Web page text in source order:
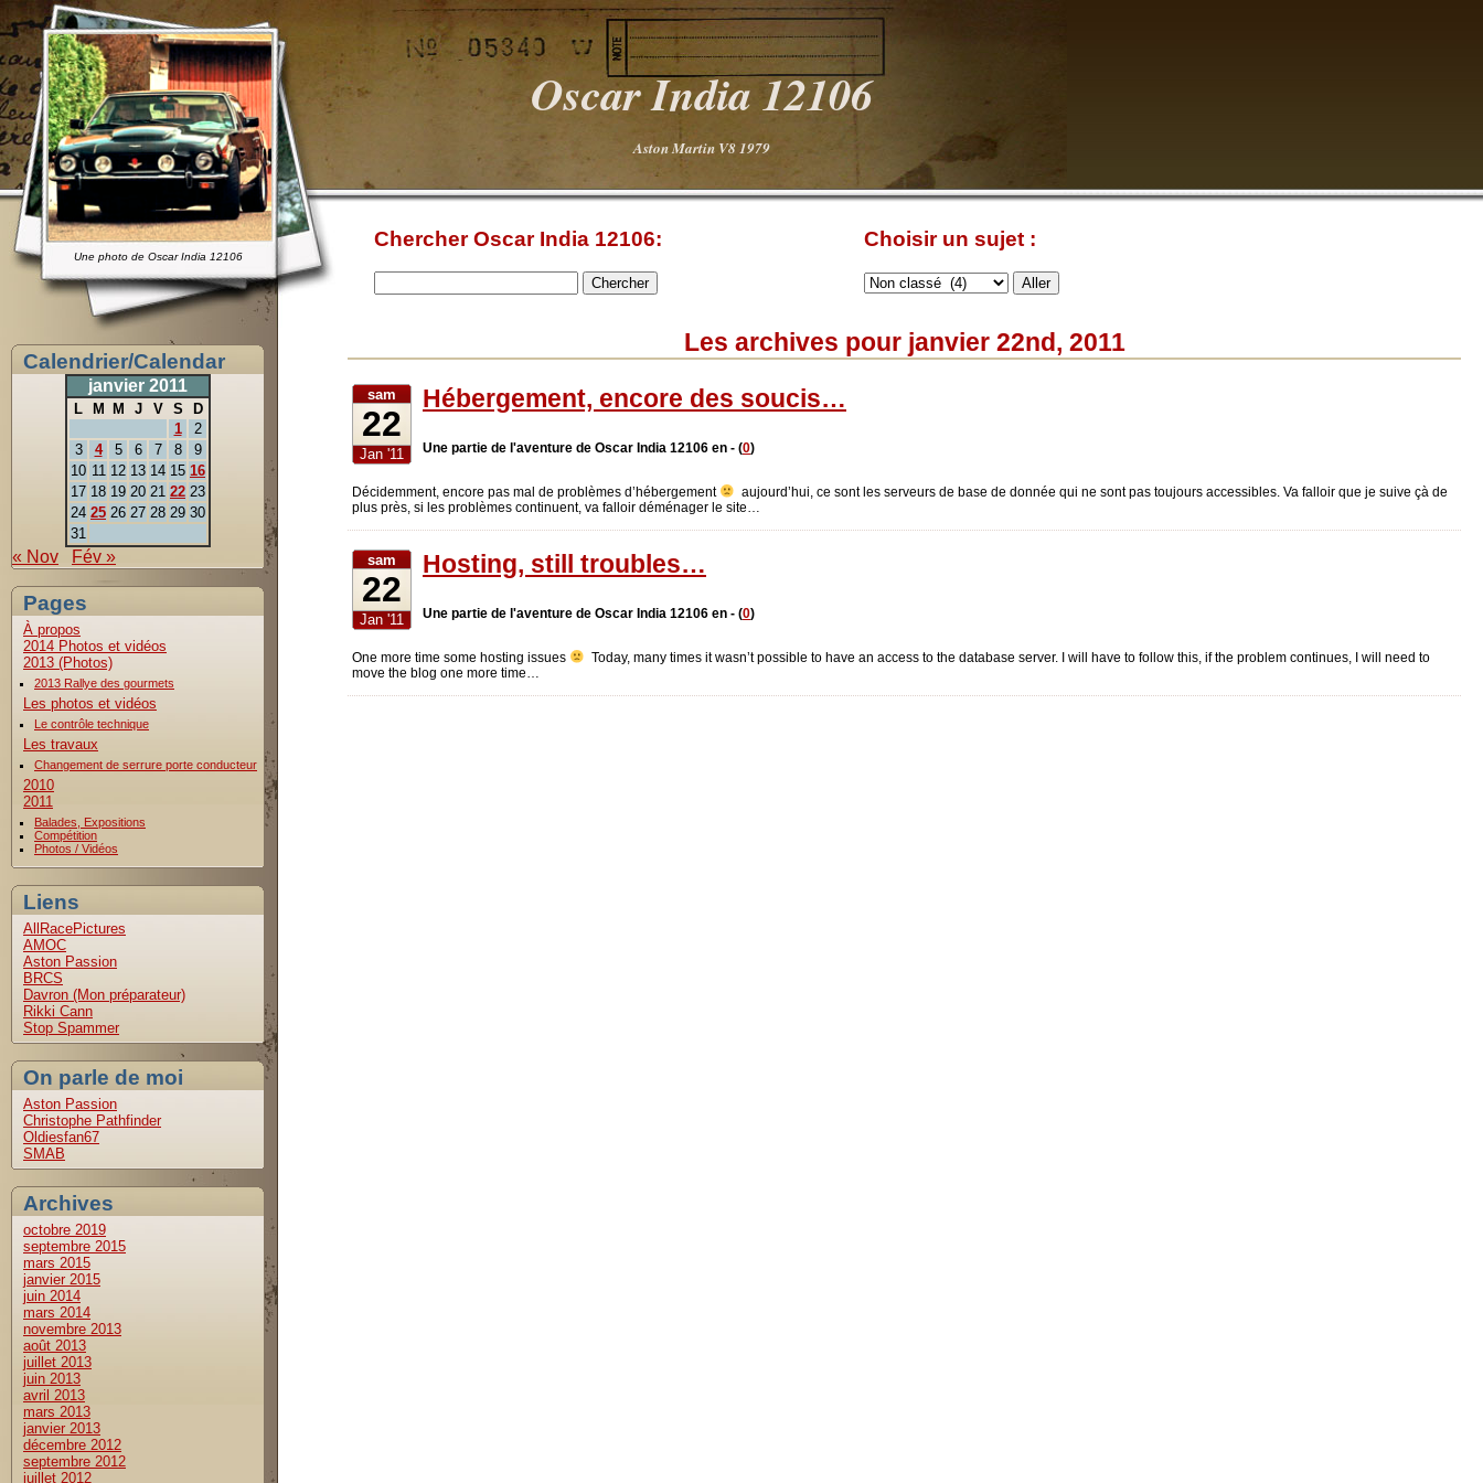
Une photo de Oscar India 12106
Oscar India 12106
Aston Martin V8 1979
Chercher Oscar India 12106: Choisir un sujet :
Calendrier/Calendar
janvier 2011
L M M J V S
D
1
2
3
4 5 6 7 8
9
10 11 12 13 14 15 16
17 18 19 20 21 22 23
24 25 26 27 28 29 30
31
« Nov Fév »
Pages
À propos
2014 Photos et vidéos
2013 (Photos)
2013 Rallye des gourmets
Les photos et vidéos
Le contrôle technique
Les travaux
Changement de serrure porte conducteur
2010
2011
Balades, Expositions
Compétition
Photos / Vidéos
Liens
AllRacePictures
AMOC
Aston Passion
BRCS
Davron (Mon préparateur)
Rikki Cann
Stop Spammer
On parle de moi
Aston Passion
Christophe Pathfinder
Oldiesfan67
SMAB
Archives
octobre 2019
septembre 2015
mars 2015
janvier 2015
juin 2014
mars 2014
novembre 2013
août 2013
juillet 2013
juin 2013
avril 2013
mars 2013
janvier 2013
décembre 2012
septembre 2012
juillet 2012
Les archives pour janvier 22nd, 2011
sam
22
Jan '11
Hébergement, encore des soucis…
Une partie de l'aventure de Oscar India 12106 en - (0)
Décidemment, encore pas mal de problèmes d’hébergement
aujourd’hui, ce sont les serveurs de base de donnée qui ne sont pas toujours accessibles. Va falloir que je suive çà de
plus près, si les problèmes continuent, va falloir déménager le site…
sam
22
Jan '11
Hosting, still troubles…
Une partie de l'aventure de Oscar India 12106 en - (0)
One more time some hosting issues
Today, many times it wasn’t possible to have an access to the database server. I will have to follow this, if the problem continues, I will need to
move the blog one more time…